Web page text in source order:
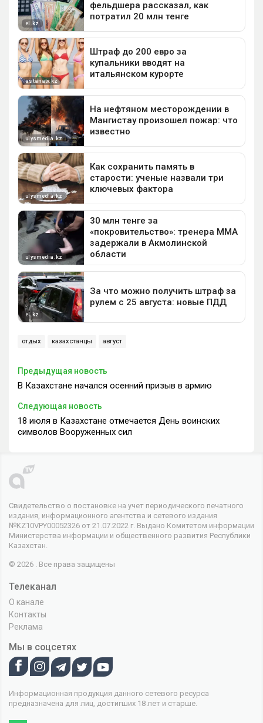
отдых казахстанцы август
Предыдущая новость
В Казахстане начался осенний призыв в армию
Следующая новость
18 июля в Казахстане отмечается День воинских
символов Вооруженных сил
Свидетельство о постановке на учет периодического печатного
издания, информационного агентства и сетевого издания
№KZ10VPY00052326 от 21.07.2022 г. Выдано Комитетом информации
Министерства информации и общественного развития Республики
Казахстан.
© 2026 . Все права защищены
Телеканал
О канале
Контакты
Реклама
Мы в соцсетях
Информационная продукция данного сетевого ресурса
предназначена для лиц, достигших 18 лет и старше.